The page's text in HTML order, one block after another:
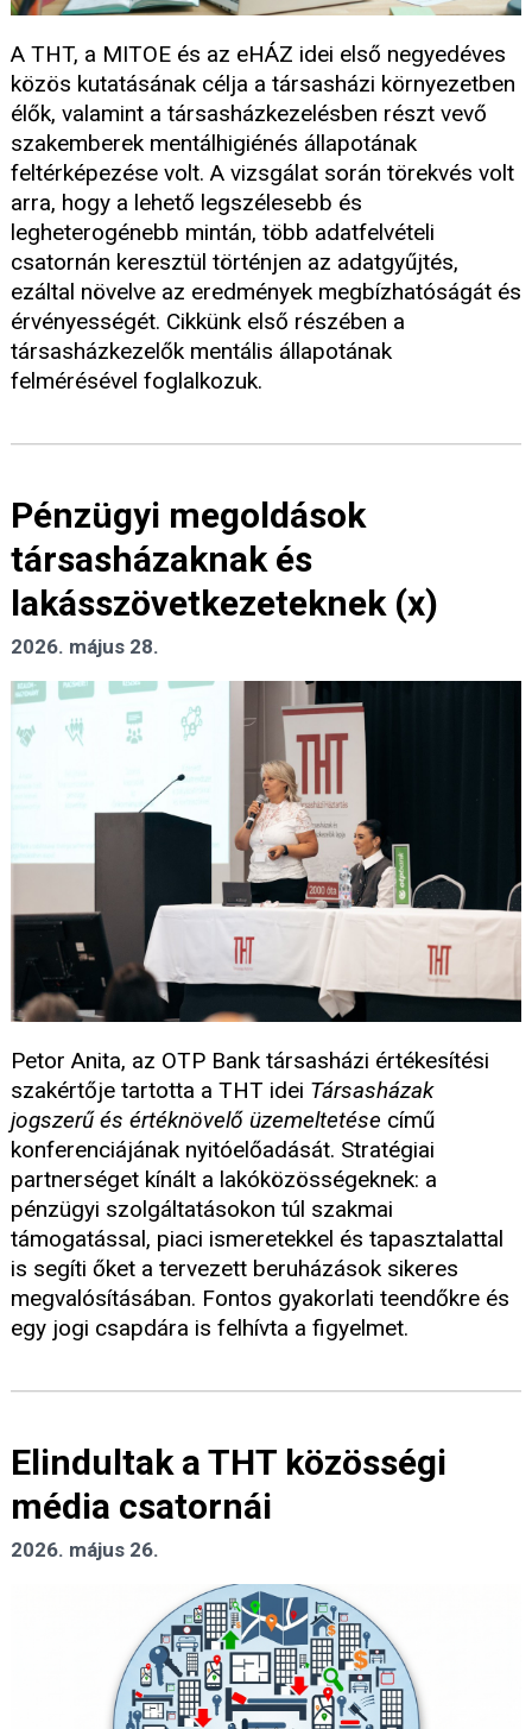
A THT, a MITOE és az eHÁZ idei első negyedéves
közös kutatásának célja a társasházi környezetben
élők, valamint a társasházkezelésben részt vevő
szakemberek mentálhigiénés állapotának
feltérképezése volt. A vizsgálat során törekvés volt
arra, hogy a lehető legszélesebb és
legheterogénebb mintán, több adatfelvételi
csatornán keresztül történjen az adatgyűjtés,
ezáltal növelve az eredmények megbízhatóságát és
érvényességét. Cikkünk első részében a
társasházkezelők mentális állapotának
felmérésével foglalkozuk.
Pénzügyi megoldások
társasházaknak és
lakásszövetkezeteknek (x)
2026. május 28.
Petor Anita, az OTP Bank társasházi értékesítési
szakértője tartotta a THT idei Társasházak
jogszerű és értéknövelő üzemeltetése című
konferenciájának nyitóelőadását. Stratégiai
partnerséget kínált a lakóközösségeknek: a
pénzügyi szolgáltatásokon túl szakmai
támogatással, piaci ismeretekkel és tapasztalattal
is segíti őket a tervezett beruházások sikeres
megvalósításában. Fontos gyakorlati teendőkre és
egy jogi csapdára is felhívta a figyelmet.
Elindultak a THT közösségi
média csatornái
2026. május 26.